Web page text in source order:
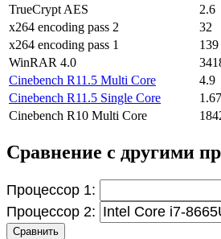
TrueCrypt AES
2.6
x264 encoding pass 2
32
x264 encoding pass 1
139
WinRAR 4.0
Cinebench R11.5 Multi Core
4.9
Cinebench R11.5 Single Core
1.67
Cinebench R10 Multi Core
Сравнение с другими
Процессор 1:
Процессор 2:
Сравнить